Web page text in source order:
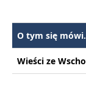
O tym się
Wieści ze